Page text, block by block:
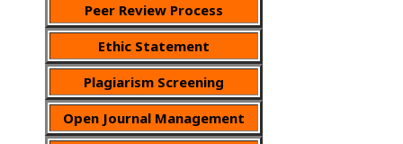
Peer Review Process
Ethic Statement
Plagiarism Screening
Open Journal Management